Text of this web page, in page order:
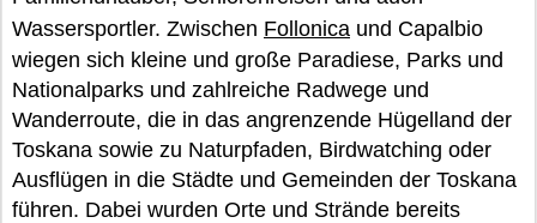
Wassersportler. Zwischen Follonica und Capalbio
wiegen sich kleine und große Paradiese, Parks und
Nationalparks und zahlreiche Radwege und
Wanderroute, die in das angrenzende Hügelland der
Toskana sowie zu Naturpfaden, Birdwatching oder
Ausflügen in die Städte und Gemeinden der Toskana
führen. Dabei wurden Orte und Strände bereits